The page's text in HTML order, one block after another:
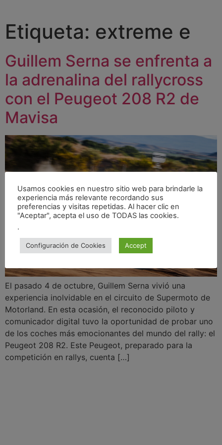
Etiqueta: extreme e
Guillem Serna se enfrenta a
la adrenalina del rallycross
con el Peugeot 208 R2 de
Mavisa
El pasado 4 de octubre, Guillem Serna vivió una
experiencia inolvidable en el circuito de Supermoto de
Motorland. En esta ocasión, el reconocido piloto y
comunicador digital tuvo la oportunidad de probar uno
de los coches más emocionantes del mundo del rally: el
Peugeot 208 R2. Este Peugeot, preparado para la
competición en rallys, cuenta […]
Usamos cookies en nuestro sitio web para brindarle la
experiencia más relevante recordando sus
preferencias y visitas repetidas. Al hacer clic en
"Aceptar", acepta el uso de TODAS las cookies.
.
Configuración de Cookies Accept